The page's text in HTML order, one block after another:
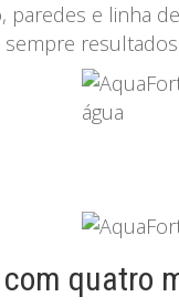
e linha
quatro